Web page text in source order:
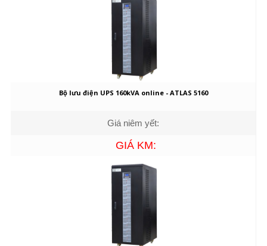
Bộ lưu điện UPS 160kVA online - ATLAS 5160
Giá niêm yết:
GIÁ KM: